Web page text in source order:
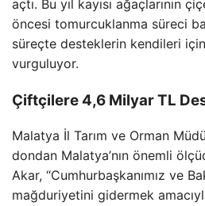
açtı. Bu yıl kayısı ağaçlarının
öncesi tomurcuklanma süreci
süreçte desteklerin kendileri için
vurguluyor.
Çiftçilere 4,6 Milyar TL
Malatya İl Tarım ve Orman
dondan Malatya’nın önemli
Akar, “Cumhurbaşkanımız ve
mağduriyetini gidermek